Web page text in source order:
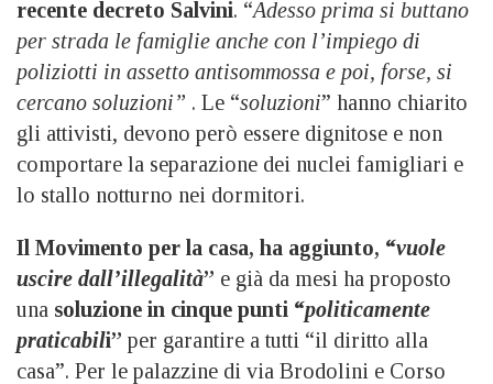
recente decreto Salvini. “Adesso prima si buttano
per strada le famiglie anche con l’impiego di
poliziotti in assetto antisommossa e poi, forse, si
cercano soluzioni” . Le “soluzioni” hanno chiarito
gli attivisti, devono però essere dignitose e non
comportare la separazione dei nuclei famigliari e
lo stallo notturno nei dormitori.
Il Movimento per la casa, ha aggiunto, “vuole
uscire dall’illegalità” e già da mesi ha proposto
una soluzione in cinque punti “politicamente
praticabili” per garantire a tutti “il diritto alla
casa”. Per le palazzine di via Brodolini e Corso